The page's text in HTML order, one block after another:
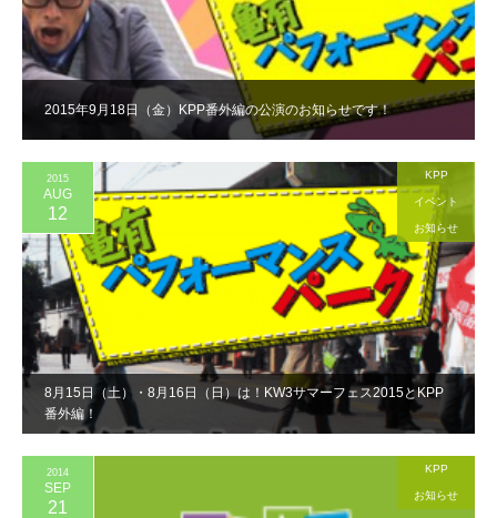
2015年9月18日（金）KPP番外編の公演のお知らせです！
8月15日（土）・8月16日（日）は！KW3サマーフェス2015とKPP
番外編！
2015
AUG
12
KPP
イベント
お知らせ
2014
SEP
21
KPP
お知らせ